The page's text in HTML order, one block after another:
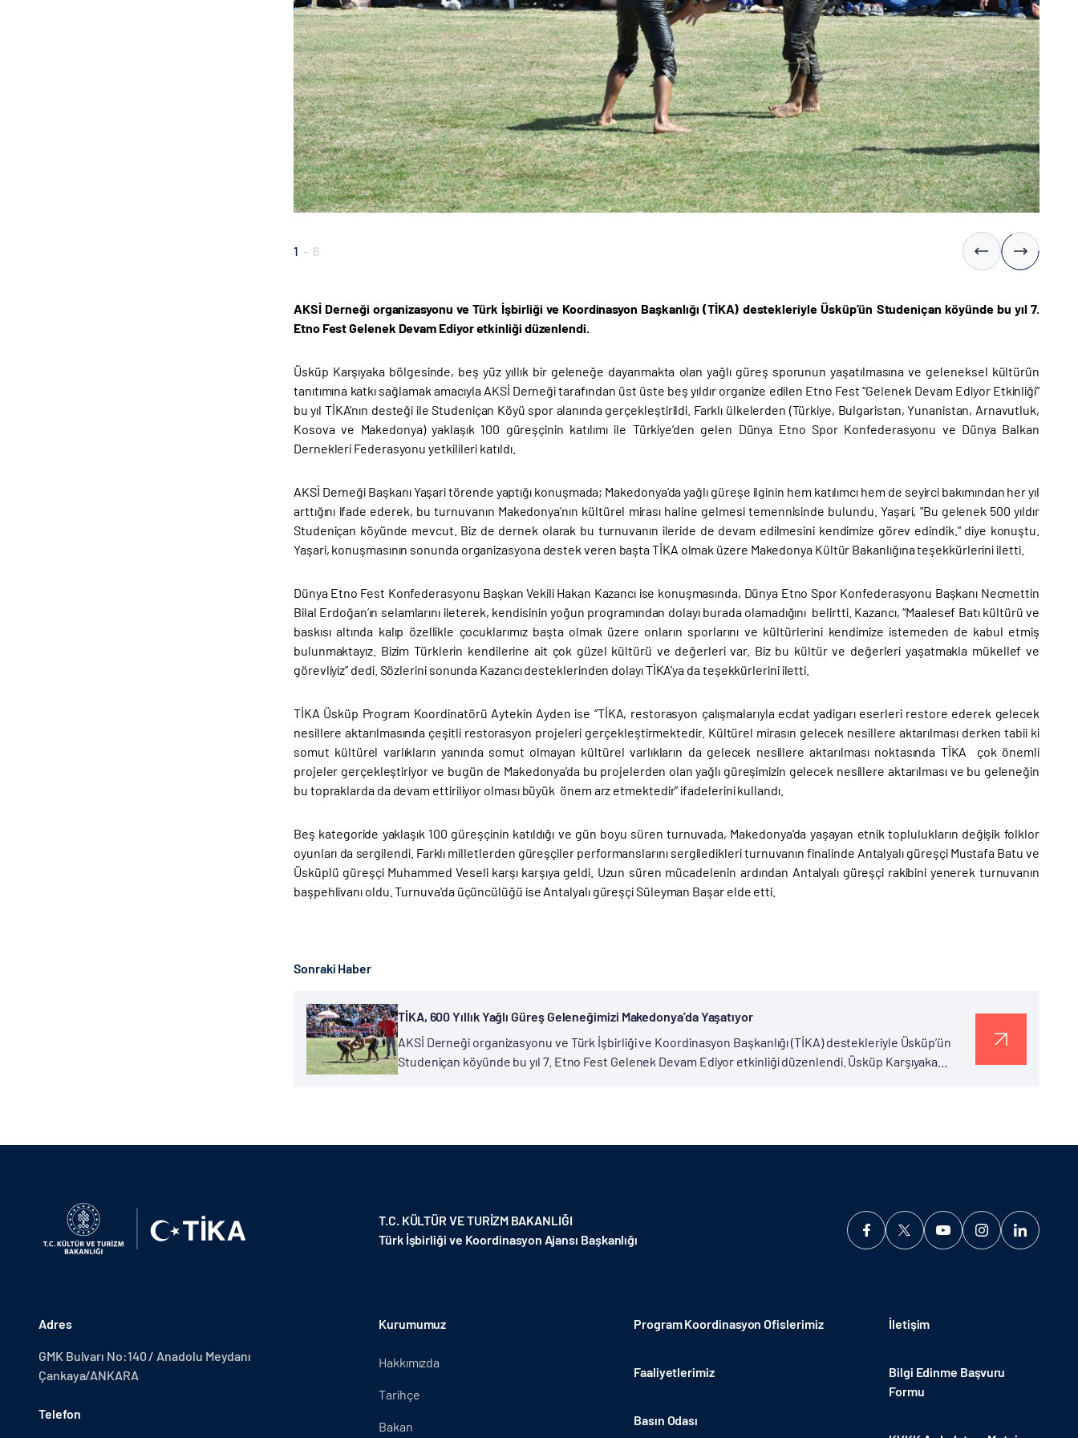
1 - 6
AKSİ Derneği organizasyonu ve Türk İşbirliği ve Koordinasyon Başkanlığı (TİKA) destekleriyle Üsküp’ün Studeniçan köyünde bu yıl 7.
Etno Fest Gelenek Devam Ediyor etkinliği düzenlendi.
Üsküp Karşıyaka bölgesinde, beş yüz yıllık bir geleneğe dayanmakta olan yağlı güreş sporunun yaşatılmasına ve geleneksel kültürün
tanıtımına katkı sağlamak amacıyla AKSİ Derneği tarafından üst üste beş yıldır organize edilen Etno Fest “Gelenek Devam Ediyor Etkinliği”
bu yıl TİKA’nın desteği ile Studeniçan Köyü spor alanında gerçekleştirildi. Farklı ülkelerden (Türkiye, Bulgaristan, Yunanistan, Arnavutluk,
Kosova ve Makedonya) yaklaşık 100 güreşçinin katılımı ile Türkiye’den gelen Dünya Etno Spor Konfederasyonu ve Dünya Balkan
Dernekleri Federasyonu yetkilileri katıldı.
AKSİ Derneği Başkanı Yaşari törende yaptığı konuşmada; Makedonya’da yağlı güreşe ilginin hem katılımcı hem de seyirci bakımından her yıl
arttığını ifade ederek, bu turnuvanın Makedonya'nın kültürel mirası haline gelmesi temennisinde bulundu. Yaşari, "Bu gelenek 500 yıldır
Studeniçan köyünde mevcut. Biz de dernek olarak bu turnuvanın ileride de devam edilmesini kendimize görev edindik." diye konuştu.
Yaşari, konuşmasının sonunda organizasyona destek veren başta TİKA olmak üzere Makedonya Kültür Bakanlığına teşekkürlerini iletti.
Dünya Etno Fest Konfederasyonu Başkan Vekili Hakan Kazancı ise konuşmasında, Dünya Etno Spor Konfederasyonu Başkanı Necmettin
Bilal Erdoğan’ın selamlarını ileterek, kendisinin yoğun programından dolayı burada olamadığını belirtti. Kazancı, “Maalesef Batı kültürü ve
baskısı altında kalıp özellikle çocuklarımız başta olmak üzere onların sporlarını ve kültürlerini kendimize istemeden de kabul etmiş
bulunmaktayız. Bizim Türklerin kendilerine ait çok güzel kültürü ve değerleri var. Biz bu kültür ve değerleri yaşatmakla mükellef ve
görevliyiz” dedi. Sözlerini sonunda Kazancı desteklerinden dolayı TİKA’ya da teşekkürlerini iletti.
TİKA Üsküp Program Koordinatörü Aytekin Ayden ise “TİKA, restorasyon çalışmalarıyla ecdat yadigarı eserleri restore ederek gelecek
nesillere aktarılmasında çeşitli restorasyon projeleri gerçekleştirmektedir. Kültürel mirasın gelecek nesillere aktarılması derken tabii ki
somut kültürel varlıkların yanında somut olmayan kültürel varlıkların da gelecek nesillere aktarılması noktasında TİKA çok önemli
projeler gerçekleştiriyor ve bugün de Makedonya’da bu projelerden olan yağlı güreşimizin gelecek nesillere aktarılması ve bu geleneğin
bu topraklarda da devam ettiriliyor olması büyük önem arz etmektedir” ifadelerini kullandı.
Beş kategoride yaklaşık 100 güreşçinin katıldığı ve gün boyu süren turnuvada, Makedonya'da yaşayan etnik toplulukların değişik folklor
oyunları da sergilendi. Farklı milletlerden güreşçiler performanslarını sergiledikleri turnuvanın finalinde Antalyalı güreşçi Mustafa Batu ve
Üsküplü güreşçi Muhammed Veseli karşı karşıya geldi. Uzun süren mücadelenin ardından Antalyalı güreşçi rakibini yenerek turnuvanın
başpehlivanı oldu. Turnuva'da üçüncülüğü ise Antalyalı güreşçi Süleyman Başar elde etti.
Sonraki Haber
TİKA, 600 Yıllık Yağlı Güreş Geleneğimizi Makedonya’da Yaşatıyor
AKSİ Derneği organizasyonu ve Türk İşbirliği ve Koordinasyon Başkanlığı (TİKA) destekleriyle Üsküp’ün
Studeniçan köyünde bu yıl 7. Etno Fest Gelenek Devam Ediyor etkinliği düzenlendi. Üsküp Karşıyaka
T.C. KÜLTÜR VE TURİZM BAKANLIĞI
Türk İşbirliği ve Koordinasyon Ajansı Başkanlığı
Adres
GMK Bulvarı No:140 / Anadolu Meydanı
Çankaya/ANKARA
Telefon
Kurumumuz
Hakkımızda
Tarihçe
Bakan
Program Koordinasyon Ofislerimiz
Faaliyetlerimiz
Basın Odası
İletişim
Bilgi Edinme Başvuru
Formu